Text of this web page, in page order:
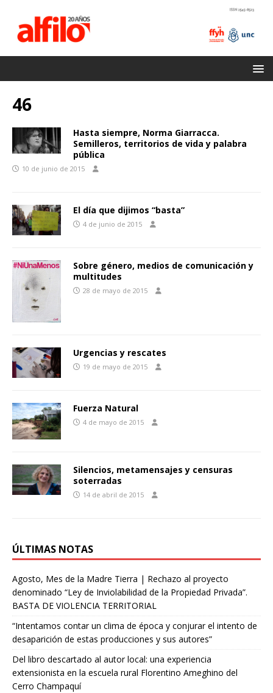
46
Hasta siempre, Norma Giarracca.
Semilleros, territorios de vida y palabra
pública
10 de junio de 2015
El día que dijimos “basta”
4 de junio de 2015
Sobre género, medios de comunicación y
multitudes
28 de mayo de 2015
Urgencias y rescates
19 de mayo de 2015
Fuerza Natural
4 de mayo de 2015
Silencios, metamensajes y censuras
soterradas
14 de abril de 2015
ÚLTIMAS NOTAS
Agosto, Mes de la Madre Tierra | Rechazo al proyecto
denominado “Ley de Inviolabilidad de la Propiedad Privada”.
BASTA DE VIOLENCIA TERRITORIAL
“Intentamos contar un clima de época y conjurar el intento de
desaparición de estas producciones y sus autores”
Del libro descartado al autor local: una experiencia
extensionista en la escuela rural Florentino Ameghino del
Cerro Champaquí